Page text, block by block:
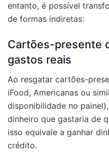
entanto, é possível
de formas indiretas:
Cartões-presente
gastos reais
Ao resgatar cartões-
iFood, Americanas ou
disponibilidade no
dinheiro que gastaria de
isso equivale a ganhar
crédito.